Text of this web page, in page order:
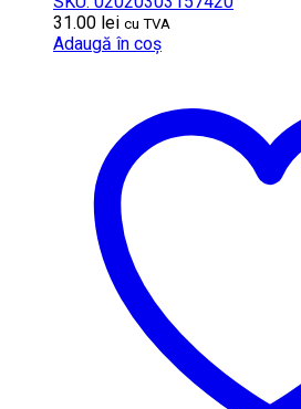
31.00 lei cu TVA
Adaugă în coș